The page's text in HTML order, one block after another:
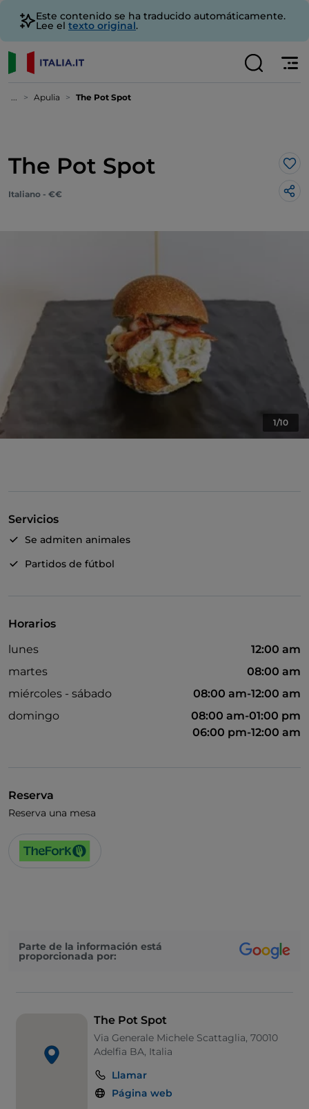
Este contenido se ha traducido automáticamente.
Lee el texto original.
... Apulia The Pot Spot
The Pot Spot Me
Italiano - €€
1/10
Servicios
Se admiten animales
Partidos de fútbol
Horarios
lunes
12:00 am
martes
08:00 am
miércoles - sábado
08:00 am-12:00 am
domingo
08:00 am-01:00 pm
06:00 pm-12:00 am
Reserva
Reserva una mesa
Parte de la información está
proporcionada por:
The Pot Spot
Via Generale Michele Scattaglia, 70010
Adelfia BA, Italia
Llamar
Página web